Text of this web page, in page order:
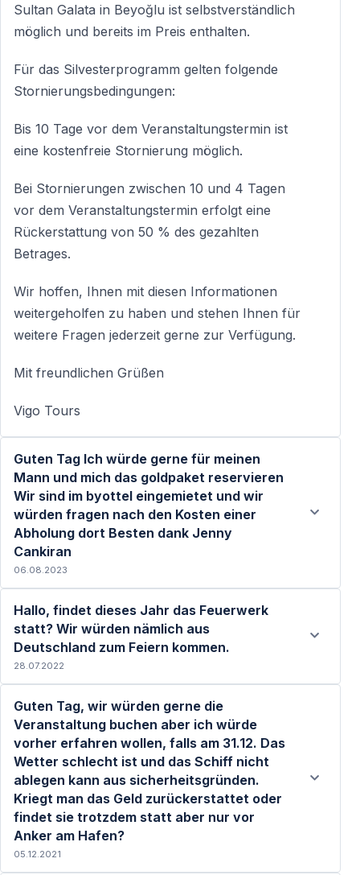
Sultan Galata in Beyoğlu ist selbstverständlich
möglich und bereits im Preis enthalten.
Für das Silvesterprogramm gelten folgende
Stornierungsbedingungen:
Bis 10 Tage vor dem Veranstaltungstermin ist
eine kostenfreie Stornierung möglich.
Bei Stornierungen zwischen 10 und 4 Tagen
vor dem Veranstaltungstermin erfolgt eine
Rückerstattung von 50 % des gezahlten
Betrages.
Wir hoffen, Ihnen mit diesen Informationen
weitergeholfen zu haben und stehen Ihnen für
weitere Fragen jederzeit gerne zur Verfügung.
Mit freundlichen Grüßen
Vigo Tours
Guten Tag Ich würde gerne für meinen
Mann und mich das goldpaket reservieren
Wir sind im byottel eingemietet und wir
würden fragen nach den Kosten einer
Abholung dort Besten dank Jenny
Cankiran
06.08.2023
Weiterlesen
Hallo, findet dieses Jahr das Feuerwerk
statt? Wir würden nämlich aus
Deutschland zum Feiern kommen.
28.07.2022
Weiterlesen
Guten Tag, wir würden gerne die
Veranstaltung buchen aber ich würde
vorher erfahren wollen, falls am 31.12. Das
Wetter schlecht ist und das Schiff nicht
ablegen kann aus sicherheitsgründen.
Kriegt man das Geld zurückerstattet oder
findet sie trotzdem statt aber nur vor
Anker am Hafen?
05.12.2021